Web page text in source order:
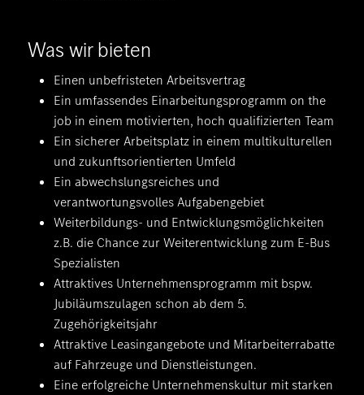
Was wir bieten
Einen unbefristeten Arbeitsvertrag
Ein umfassendes Einarbeitungsprogramm on the
job in einem motivierten, hoch qualifizierten Team
Ein sicherer Arbeitsplatz in einem multikulturellen
und zukunftsorientierten Umfeld
Ein abwechslungsreiches und
verantwortungsvolles Aufgabengebiet
Weiterbildungs- und Entwicklungsmöglichkeiten
z.B. die Chance zur Weiterentwicklung zum E-Bus
Spezialisten
Attraktives Unternehmensprogramm mit bspw.
Jubiläumszulagen schon ab dem 5.
Zugehörigkeitsjahr
Attraktive Leasingangebote und Mitarbeiterrabatte
auf Fahrzeuge und Dienstleistungen.
Eine erfolgreiche Unternehmenskultur mit starken